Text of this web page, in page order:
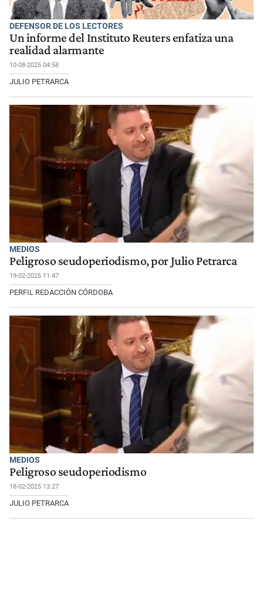
DEFENSOR DE LOS LECTORES
Un informe del Instituto Reuters enfatiza una
realidad alarmante
10-08-2025 04:58
JULIO PETRARCA
MEDIOS
Peligroso seudoperiodismo, por Julio Petrarca
19-02-2025 11:47
PERFIL REDACCIÓN CÓRDOBA
MEDIOS
Peligroso seudoperiodismo
18-02-2025 13:27
JULIO PETRARCA